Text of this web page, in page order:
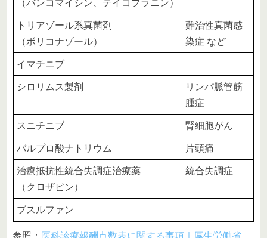
（バンコマイシン、テイコプラニン）
トリアゾール系真菌剤
（ボリコナゾール）
難治性真菌感
染症 など
イマチニブ
シロリムス製剤
リンパ脈管筋
腫症
スニチニブ 腎細胞がん
バルプロ酸ナトリウム 片頭痛
治療抵抗性統合失調症治療薬
（クロザピン）
統合失調症
ブスルファン
参照： 医科診療報酬点数表に関する事項｜厚生労働省